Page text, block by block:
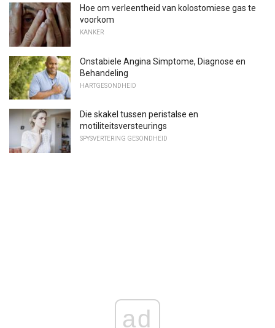
Hoe om verleentheid van kolostomiese gas te
voorkom
KANKER
Onstabiele Angina Simptome, Diagnose en
Behandeling
HARTGESONDHEID
Die skakel tussen peristalse en
motiliteitsversteurings
SPYSVERTERING GESONDHEID
ad